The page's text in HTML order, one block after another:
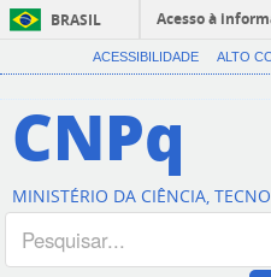
BRASIL
Acesso à
ACESSIBILIDADE ALTO
CNPq
MINISTÉRIO DA CIÊNCIA,